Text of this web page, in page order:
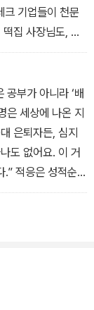
크 기업들이 천문
집 사장님도, 은
쓰는 AI와 내가
부가 아니라 ‘배
은 세상에 나온 지
은퇴자든, 심지
도 없어요. 이 거
.” 적응은 성적순
래’라고 말할 수